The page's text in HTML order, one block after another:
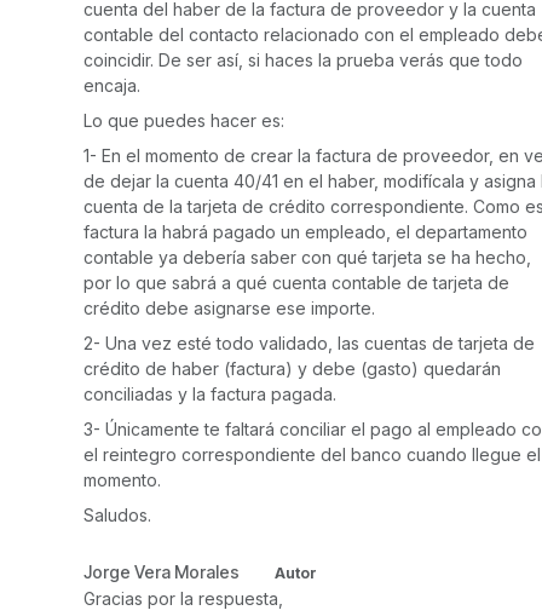
cuenta del haber de la factura de proveedor y la cuenta
contable del contacto relacionado con el empleado
coincidir. De ser así, si haces la prueba verás que todo
encaja.
Lo que puedes hacer es:
1- En el momento de crear la factura de proveedor, en
de dejar la cuenta 40/41 en el haber, modifícala y asigna
cuenta de la tarjeta de crédito correspondiente. Como
factura la habrá pagado un empleado, el departamento
contable ya debería saber con qué tarjeta se ha hecho,
por lo que sabrá a qué cuenta contable de tarjeta de
crédito debe asignarse ese importe.
2- Una vez esté todo validado, las cuentas de tarjeta de
crédito de haber (factura) y debe (gasto) quedarán
conciliadas y la factura pagada.
3- Únicamente te faltará conciliar el pago al empleado
el reintegro correspondiente del banco cuando llegue el
momento.
Saludos.
Jorge Vera Morales Autor
Gracias por la respuesta,